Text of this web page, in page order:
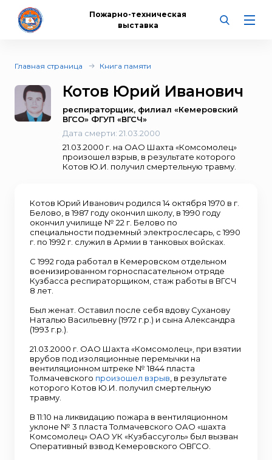
Пожарно-техническая
выставка
Главная страница Книга памяти
Котов Юрий Иванович
респираторщик, филиал «Кемеровский
ВГСО» ФГУП «ВГСЧ»
Дата смерти: 21.03.2000
21.03.2000 г. на ОАО Шахта «Комсомолец»
произошел взрыв, в результате которого
Котов Ю.И. получил смертельную травму.
Котов Юрий Иванович родился 14 октября 1970 в г.
Белово, в 1987 году окончил школу, в 1990 году
окончил училище № 22 г. Белово по
специальности подземный электрослесарь, с 1990
г. по 1992 г. служил в Армии в танковых войсках.
С 1992 года работал в Кемеровском отдельном
военизированном горноспасательном отряде
Кузбасса респираторщиком, стаж работы в ВГСЧ
8 лет.
Был женат. Оставил после себя вдову Суханову
Наталью Васильевну (1972 г.р.) и сына Александра
(1993 г.р.).
21.03.2000 г. ОАО Шахта «Комсомолец», при взятии
врубов под изоляционные перемычки на
вентиляционном штреке № 1844 пласта
Толмачевского произошел взрыв , в результате
которого Котов Ю.И. получил смертельную
травму.
В 11:10 на ликвидацию пожара в вентиляционном
уклоне № 3 пласта Толмачевского ОАО «шахта
Комсомолец» ОАО УК «Кузбассуголь» был вызван
Оперативный взвод Кемеровского ОВГСО.